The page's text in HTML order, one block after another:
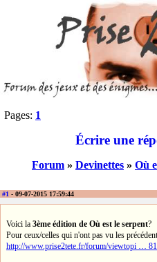
Pages: 1
Écrire une
Forum » Devinettes » Où
#1 - 09-07-2015 17:59:44
Voici la 3ème édition de Où est le serpent?
Pour ceux/celles qui n'ont pas vu les
http://www.prise2tete.fr/forum/viewtopi …